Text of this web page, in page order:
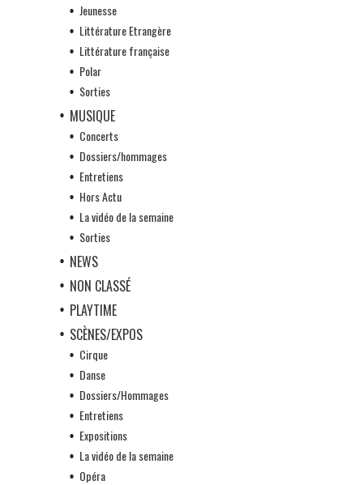
Jeunesse
Littérature Etrangère
Littérature française
Polar
Sorties
MUSIQUE
Concerts
Dossiers/hommages
Entretiens
Hors Actu
La vidéo de la semaine
Sorties
NEWS
NON CLASSÉ
PLAYTIME
SCÈNES/EXPOS
Cirque
Danse
Dossiers/Hommages
Entretiens
Expositions
La vidéo de la semaine
Opéra